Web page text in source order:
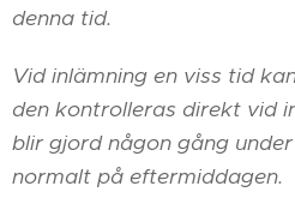
denna tid.
Vid inlämning en viss tid
den kontrolleras direkt vid
blir gjord någon gång
normalt på eftermiddagen.